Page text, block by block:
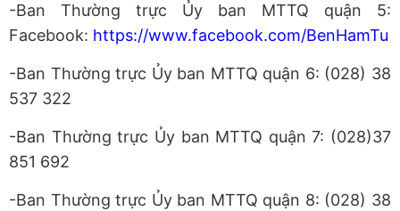
-Ban Thường trực Ủy ban MTTQ quận 5:
Facebook: https://www.facebook.com/BenHamTu
-Ban Thường trực Ủy ban MTTQ quận 6: (028) 38
537 322
-Ban Thường trực Ủy ban MTTQ quận 7: (028)37
851 692
-Ban Thường trực Ủy ban MTTQ quận 8: (028) 38